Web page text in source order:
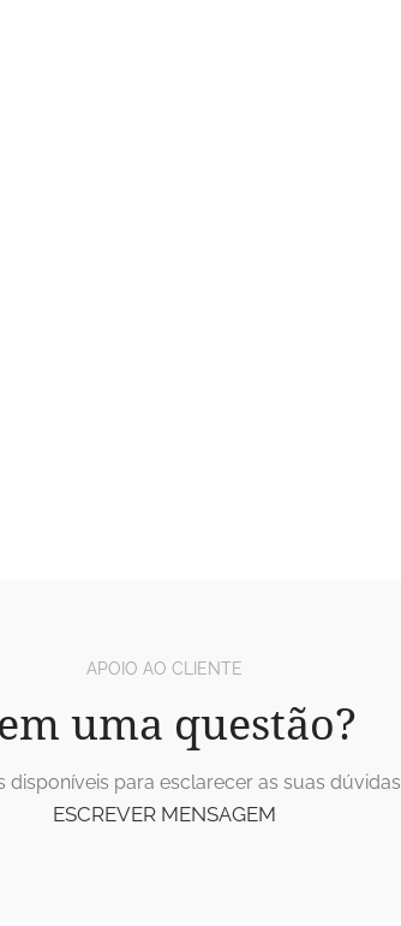
APOIO AO CLIENTE
uma questão?
disponíveis para esclarecer as suas dúvidas
ESCREVER MENSAGEM